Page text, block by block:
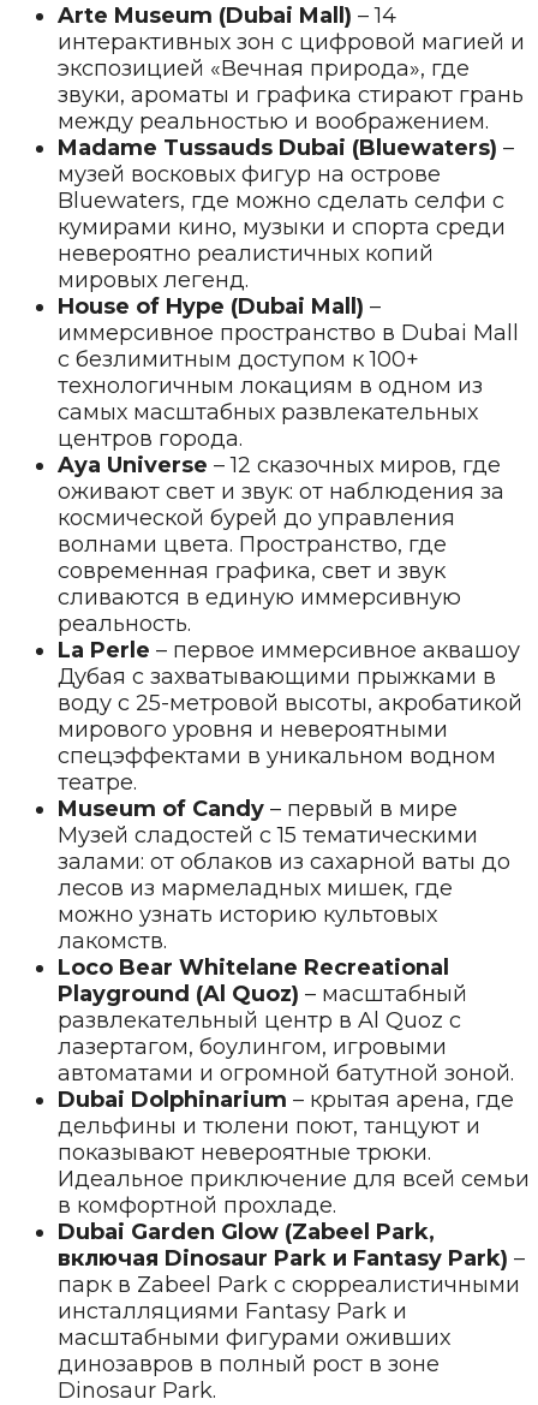
Arte Museum (Dubai Mall) – 14
интерактивных зон с цифровой магией и
экспозицией «Вечная природа», где
звуки, ароматы и графика стирают грань
между реальностью и воображением.
Madame Tussauds Dubai (Bluewaters) –
музей восковых фигур на острове
Bluewaters, где можно сделать селфи с
кумирами кино, музыки и спорта среди
невероятно реалистичных копий
мировых легенд.
House of Hype (Dubai Mall) –
иммерсивное пространство в Dubai Mall
с безлимитным доступом к 100+
технологичным локациям в одном из
самых масштабных развлекательных
центров города.
Aya Universe – 12 сказочных миров, где
оживают свет и звук: от наблюдения за
космической бурей до управления
волнами цвета. Пространство, где
современная графика, свет и звук
сливаются в единую иммерсивную
реальность.
La Perle – первое иммерсивное аквашоу
Дубая с захватывающими прыжками в
воду с 25-метровой высоты, акробатикой
мирового уровня и невероятными
спецэффектами в уникальном водном
театре.
Museum of Candy– первый в мире
Музей сладостей с 15 тематическими
залами: от облаков из сахарной ваты до
лесов из мармеладных мишек, где
можно узнать историю культовых
лакомств.
Loco Bear Whitelane Recreational
Playground (Al Quoz) – масштабный
развлекательный центр в Al Quoz с
лазертагом, боулингом, игровыми
автоматами и огромной батутной зоной.
Dubai Dolphinarium – крытая арена, где
дельфины и тюлени поют, танцуют и
показывают невероятные трюки.
Идеальное приключение для всей семьи
в комфортной прохладе.
Dubai Garden Glow (Zabeel Park,
включая Dinosaur Park и Fantasy Park) –
парк в Zabeel Park с сюрреалистичными
инсталляциями Fantasy Park и
масштабными фигурами оживших
динозавров в полный рост в зоне
Dinosaur Park.